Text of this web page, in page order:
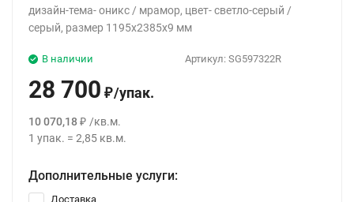
дизайн-тема- оникс / мрамор, цвет- светло-серый /
серый, размер 1195x2385x9 мм
Артикул: SG597322R
В наличии
28 700 ₽/упак.
10 070,18 ₽ /кв.м.
1 упак. = 2,85 кв.м.
Дополнительные услуги:
Доставка